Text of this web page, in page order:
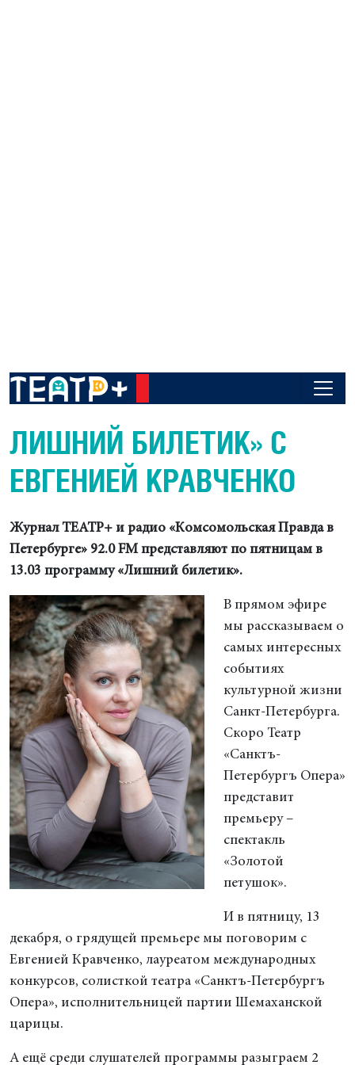
ЛИШНИЙ БИЛЕТИК» С
ЕВГЕНИЕЙ КРАВЧЕНКО
Журнал ТЕАТР+ и радио «Комсомольская Правда в
Петербурге» 92.0 FM представляют по пятницам в
13.03 программу «Лишний билетик».
В прямом эфире
мы рассказываем о
самых интересных
событиях
культурной жизни
Санкт-Петербурга.
Скоро Театр
«Санктъ-
Петербургъ Опера»
представит
премьеру –
спектакль
«Золотой
петушок».
И в пятницу, 13
декабря, о грядущей премьере мы поговорим с
Евгенией Кравченко, лауреатом международных
конкурсов, солисткой театра «Санктъ-Петербургъ
Опера», исполнительницей партии Шемаханской
царицы.
А ещё среди слушателей программы разыграем 2